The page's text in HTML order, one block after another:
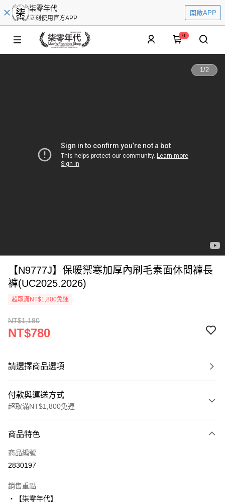
柒零年代
立刻使用官方APP
開啟APP
0
1/2
【N9777J】保暖禦寒加厚內刷毛素面休閒褲長
褲(UC2025.2026)
超取滿NT$1,800免運
NT$1,180
NT$780
請選擇商品選項
付款與運送方式
超取滿NT$1,800免運
信用卡一次付款
超商取貨付款
Apple Pay
商品特色
商品編號
2830197
銷售重點
‧【柒零年代】